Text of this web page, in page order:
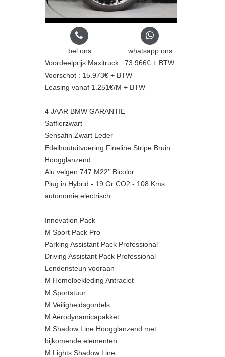
bel ons
whatsapp ons
Voordeelprijs Maxitruck : 73.966€ + BTW
Voorschot : 15.973€ + BTW
Leasing vanaf 1.251€/M + BTW
4 JAAR BMW GARANTIE
Saffierzwart
Sensafin Zwart Leder
Edelhoutuitvoering Fineline Stripe Bruin
Hoogglanzend
Alu velgen 747 M22’’ Bicolor
Plug in Hybrid - 19 Gr CO2 - 108 Kms
autonomie electrisch
Innovation Pack
M Sport Pack Pro
Parking Assistant Pack Professional
Driving Assistant Pack Professional
Lendensteun vooraan
M Hemelbekleding Antraciet
M Sportstuur
M Veiligheidsgordels
M Aërodynamicapakket
M Shadow Line Hoogglanzend met
bijkomende elementen
M Lights Shadow Line